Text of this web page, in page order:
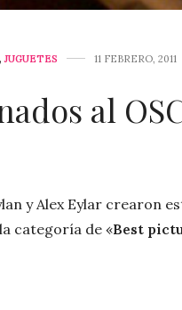
, JUGUETES 11 FEBRERO, 2011
al
y Alex Eylar crearon
categoría de «Best